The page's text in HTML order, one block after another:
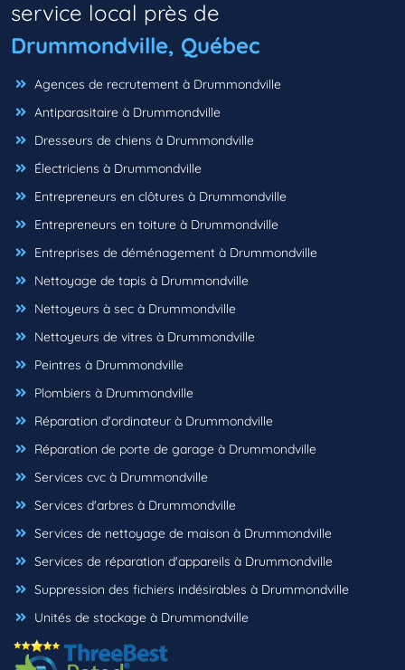
service local près de
Drummondville, Québec
Agences de recrutement à Drummondville
Antiparasitaire à Drummondville
Dresseurs de chiens à Drummondville
Électriciens à Drummondville
Entrepreneurs en clôtures à Drummondville
Entrepreneurs en toiture à Drummondville
Entreprises de déménagement à Drummondville
Nettoyage de tapis à Drummondville
Nettoyeurs à sec à Drummondville
Nettoyeurs de vitres à Drummondville
Peintres à Drummondville
Plombiers à Drummondville
Réparation d'ordinateur à Drummondville
Réparation de porte de garage à Drummondville
Services cvc à Drummondville
Services d'arbres à Drummondville
Services de nettoyage de maison à Drummondville
Services de réparation d'appareils à Drummondville
Suppression des fichiers indésirables à Drummondville
Unités de stockage à Drummondville